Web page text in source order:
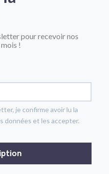
pour recevoir nos
!
je confirme avoir lu la
données et les accepter.